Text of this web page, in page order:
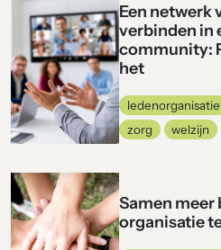
Een netwerk
verbinden in
community:
het
ledenorganisatie
zorg
welzijn
Samen meer
organisatie